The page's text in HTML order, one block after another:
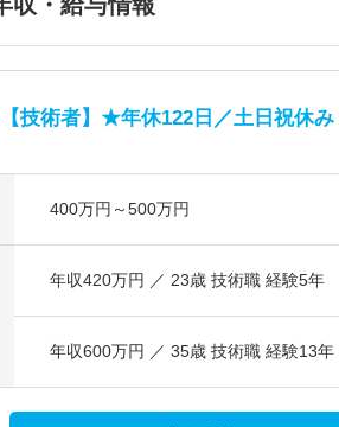
技術者】★年休122日／土日祝休み
400万円～500万円
年収420万円 ／ 23歳 技術職 経験5年
年収600万円 ／ 35歳 技術職 経験13年